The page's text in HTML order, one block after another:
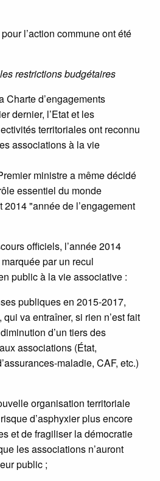
l’action commune ont été
restrictions budgétaires
Charte d’engagements
dernier, l’Etat et les
territoriales ont reconnu
associations à la vie
ministre a même décidé
essentiel du monde
"année de l’engagement
officiels, l’année 2014
par un recul
public à la vie associative :
publiques en 2015-2017,
va entraîner, si rien n’est fait
d’un tiers des
associations (État,
maladie, CAF, etc.)
organisation territoriale
d’asphyxier plus encore
et de fragiliser la démocratie
les associations n’auront
public ;